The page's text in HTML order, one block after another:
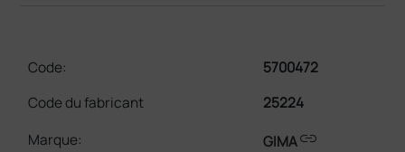
Code:
5700472
Code du fabricant
25224
Marque:
GIMAlink